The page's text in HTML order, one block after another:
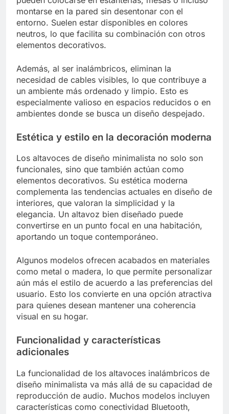
montarse en la pared sin desentonar con el
entorno. Suelen estar disponibles en colores
neutros, lo que facilita su combinación con otros
elementos decorativos.
Además, al ser inalámbricos, eliminan la
necesidad de cables visibles, lo que contribuye a
un ambiente más ordenado y limpio. Esto es
especialmente valioso en espacios reducidos o en
ambientes donde se busca un diseño despejado.
Estética y estilo en la decoración moderna
Los altavoces de diseño minimalista no solo son
funcionales, sino que también actúan como
elementos decorativos. Su estética moderna
complementa las tendencias actuales en diseño de
interiores, que valoran la simplicidad y la
elegancia. Un altavoz bien diseñado puede
convertirse en un punto focal en una habitación,
aportando un toque contemporáneo.
Algunos modelos ofrecen acabados en materiales
como metal o madera, lo que permite personalizar
aún más el estilo de acuerdo a las preferencias del
usuario. Esto los convierte en una opción atractiva
para quienes desean mantener una coherencia
visual en su hogar.
Funcionalidad y características
adicionales
La funcionalidad de los altavoces inalámbricos de
diseño minimalista va más allá de su capacidad de
reproducción de audio. Muchos modelos incluyen
características como conectividad Bluetooth,